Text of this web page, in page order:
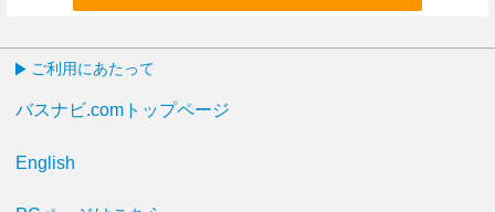
ご利用にあたって
バスナビ.comトップページ
English